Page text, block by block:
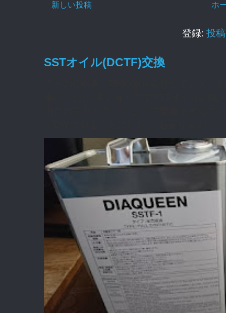
新しい投稿 ホ
登録: 投
SSTオイル(DCTF)交換